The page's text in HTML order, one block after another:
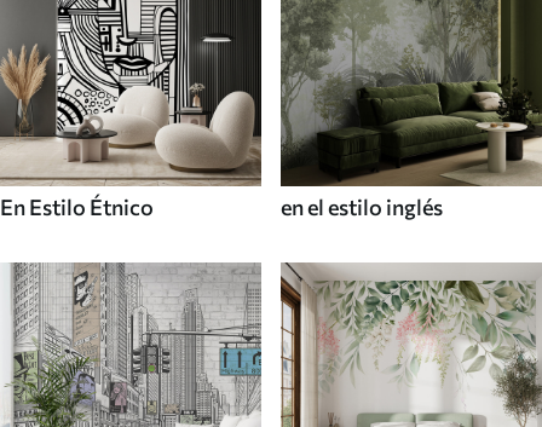
En Estilo Étnico en el estilo inglés